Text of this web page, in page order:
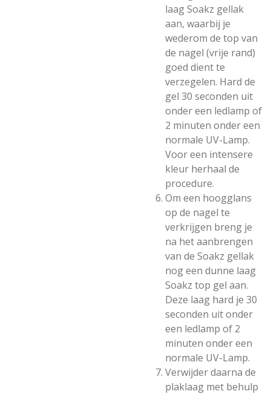
laag Soakz gellak
aan, waarbij je
wederom de top van
de nagel (vrije rand)
goed dient te
verzegelen. Hard de
gel 30 seconden uit
onder een ledlamp of
2 minuten onder een
normale UV-Lamp.
Voor een intensere
kleur herhaal de
procedure.
Om een hoogglans
op de nagel te
verkrijgen breng je
na het aanbrengen
van de Soakz gellak
nog een dunne laag
Soakz top gel aan.
Deze laag hard je 30
seconden uit onder
een ledlamp of 2
minuten onder een
normale UV-Lamp.
Verwijder daarna de
plaklaag met behulp